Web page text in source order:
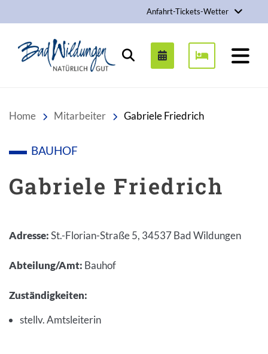
Anfahrt-Tickets-Wetter
Stadt Bad Wildungen
Suchen
Home Mitarbeiter Gabriele Friedrich
Gabriele Friedrich
BAUHOF
Adresse:St.-Florian-Straße 5, 34537 Bad Wildungen
Abteilung/Amt: Bauhof
Zuständigkeiten:
stellv. Amtsleiterin